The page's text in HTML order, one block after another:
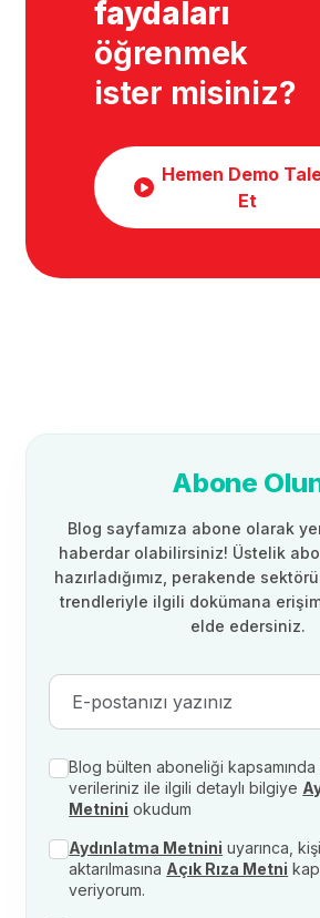
faydaları
öğrenmek
ister misiniz?
Hemen Demo
Et
Abone
Blog sayfamıza abone olarak
haberdar olabilirsiniz! Üstelik
hazırladığımız, perakende
trendleriyle ilgili dokümana erişim
elde edersiniz.
Blog bülten aboneliği
verileriniz ile ilgili detaylı bilgiye
Metnini okudum
Aydınlatma Metnini uyarınca,
aktarılmasına Açık Rıza Metni
veriyorum.